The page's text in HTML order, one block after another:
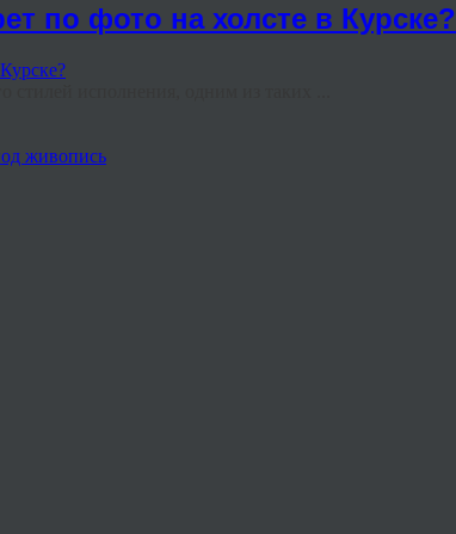
по фото на холсте в Курске?
живопись